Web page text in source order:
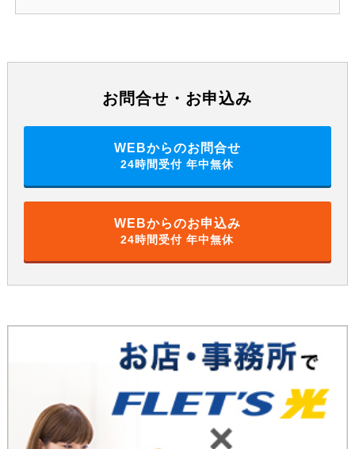
お問合せ・お申込み
WEBからのお問合せ
24時間受付 年中無休
WEBからのお申込み
24時間受付 年中無休